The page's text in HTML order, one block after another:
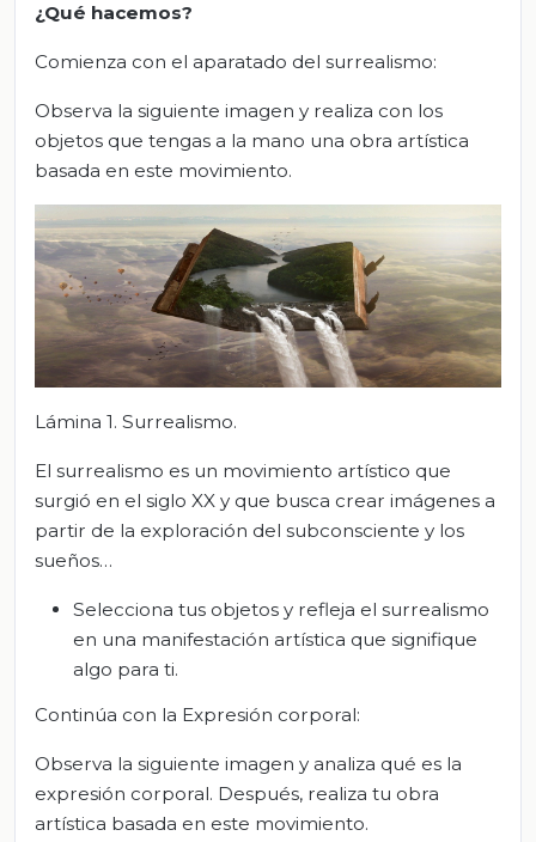
¿Qué hacemos?
Comienza con el aparatado del surrealismo:
Observa la siguiente imagen y realiza con los
objetos que tengas a la mano una obra artística
basada en este movimiento.
Lámina 1. Surrealismo.
El surrealismo es un movimiento artístico que
surgió en el siglo XX y que busca crear imágenes a
partir de la exploración del subconsciente y los
sueños…
Selecciona tus objetos y refleja el surrealismo
en una manifestación artística que signifique
algo para ti.
Continúa con la Expresión corporal:
Observa la siguiente imagen y analiza qué es la
expresión corporal. Después, realiza tu obra
artística basada en este movimiento.